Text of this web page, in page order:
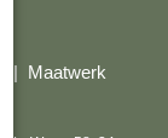
| Maatwerk